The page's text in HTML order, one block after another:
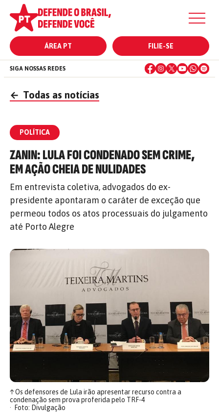
ÁREA PT FILIE-SE
SIGA NOSSAS REDES
← Todas as notícias
POLÍTICA
ZANIN: LULA FOI CONDENADO SEM CRIME,
EM AÇÃO CHEIA DE NULIDADES
Em entrevista coletiva, advogados do ex-
presidente apontaram o caráter de exceção que
permeou todos os atos processuais do julgamento
até Porto Alegre
↑Os defensores de Lula irão apresentar recurso contra a
condenação sem prova proferida pelo TRF-4
Foto: Divulgação